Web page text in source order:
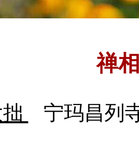
禅
宁玛昌列